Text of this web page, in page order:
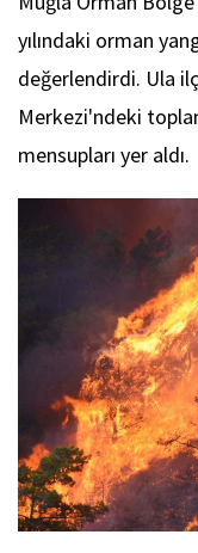
yılındaki orman
değerlendirdi. Ula
Merkezi'ndeki
mensupları yer aldı.